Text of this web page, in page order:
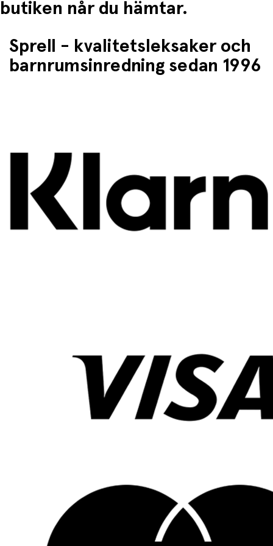
butiken når du hämtar.
Sprell - kvalitetsleksaker och
barnrumsinredning sedan 1996